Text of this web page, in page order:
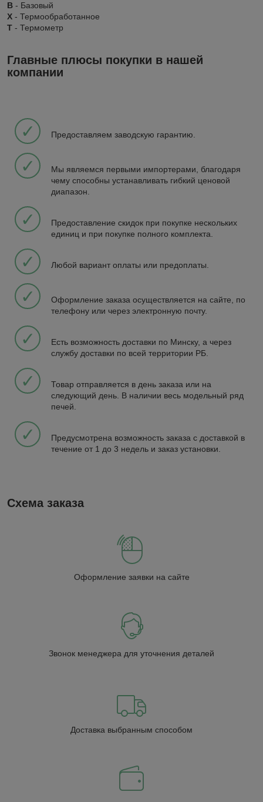
B - Базовый
X - Термообработанное
Т - Термометр
Главные плюсы покупки в нашей
компании
✓ Предоставляем заводскую гарантию.
✓
Мы являемся первыми импортерами, благодаря
чему способны устанавливать гибкий ценовой
диапазон.
✓
Предоставление скидок при покупке нескольких
единиц и при покупке полного комплекта.
✓ Любой вариант оплаты или предоплаты.
✓
Оформление заказа осуществляется на сайте, по
телефону или через электронную почту.
✓
Есть возможность доставки по Минску, а через
службу доставки по всей территории РБ.
✓
Товар отправляется в день заказа или на
следующий день. В наличии весь модельный ряд
печей.
✓
Предусмотрена возможность заказа с доставкой в
течение от 1 до 3 недель и заказ установки.
Схема заказа
Оформление заявки на сайте
Звонок менеджера для уточнения деталей
Доставка выбранным способом